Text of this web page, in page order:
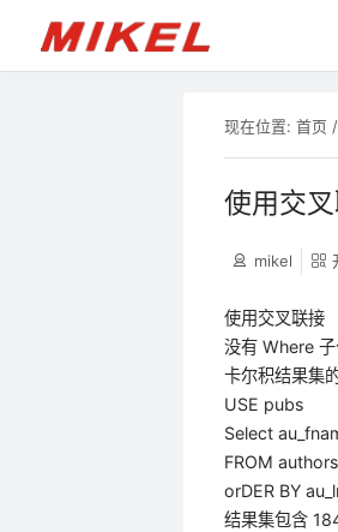
现在位置: 首页 /
使用交
mikel
使用交叉联接
没有 Where
卡尔积结果集
USE pubs
Select
FROM
orDER BY
结果集包含